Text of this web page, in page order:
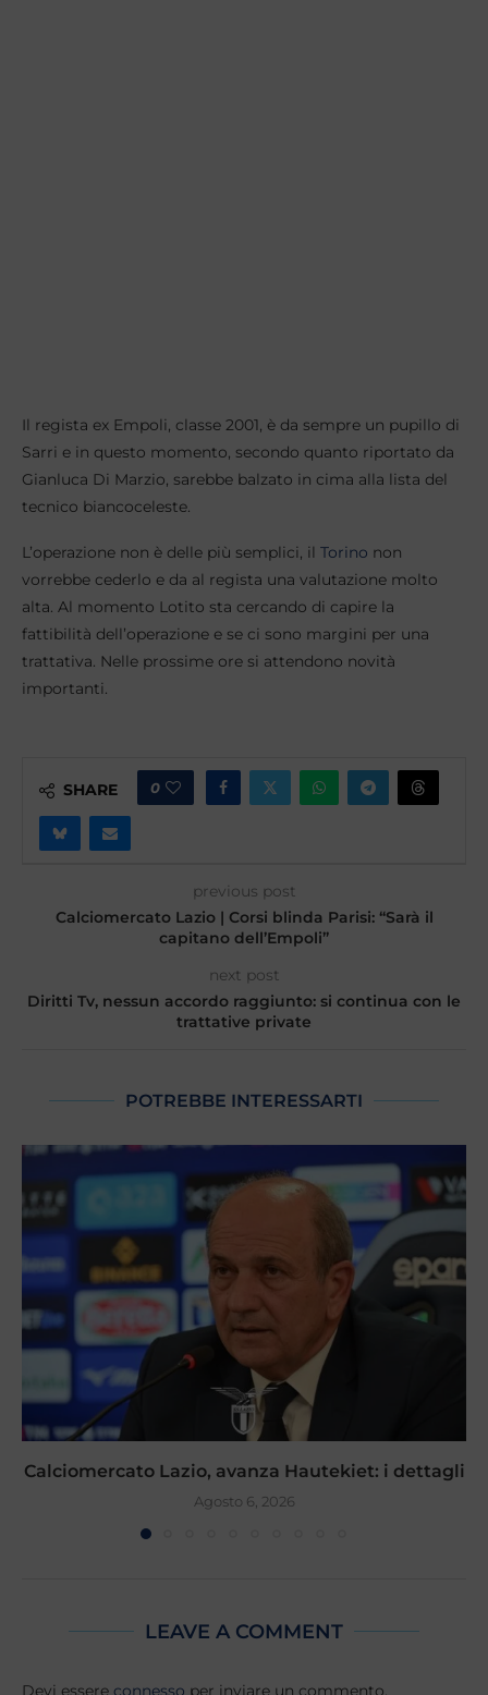
Il regista ex Empoli, classe 2001, è da sempre un pupillo di
Sarri e in questo momento, secondo quanto riportato da
Gianluca Di Marzio, sarebbe balzato in cima alla lista del
tecnico biancoceleste.
L’operazione non è delle più semplici, il Torino non
vorrebbe cederlo e da al regista una valutazione molto
alta. Al momento Lotito sta cercando di capire la
fattibilità dell’operazione e se ci sono margini per una
trattativa. Nelle prossime ore si attendono novità
importanti.
SHARE 0
previous post
Calciomercato Lazio | Corsi blinda Parisi: “Sarà il
capitano dell’Empoli”
next post
Diritti Tv, nessun accordo raggiunto: si continua con le
trattative private
POTREBBE INTERESSARTI
Calciomercato Lazio, avanza Hautekiet: i dettagli
Agosto 6, 2026
LEAVE A COMMENT
Devi essere connesso per inviare un commento.